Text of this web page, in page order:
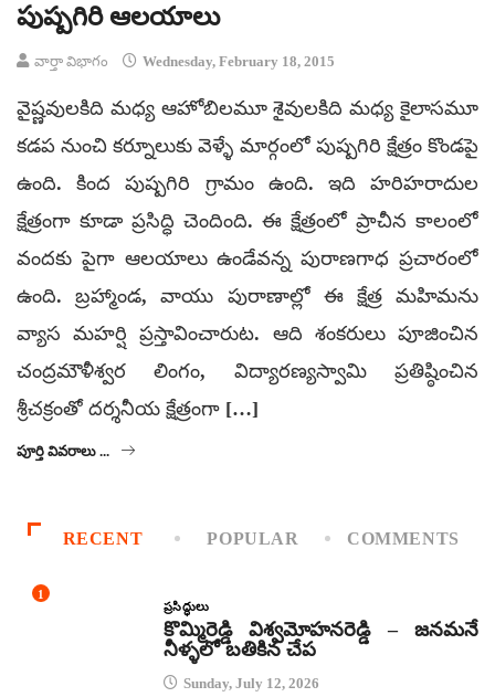
పుష్పగిరి ఆలయాలు
వార్తా విభాగం Wednesday, February 18, 2015
వైష్ణవులకిది మధ్య ఆహోబిలమూ శైవులకిది మధ్య కైలాసమూ
కడప నుంచి కర్నూలుకు వెళ్ళే మార్గంలో పుష్పగిరి క్షేత్రం కొండపై
ఉంది. కింద పుష్పగిరి గ్రామం ఉంది. ఇది హరిహరాదుల
క్షేత్రంగా కూడా ప్రసిద్ధి చెందింది. ఈ క్షేత్రంలో ప్రాచీన కాలంలో
వందకు పైగా ఆలయాలు ఉండేవన్న పురాణగాధ ప్రచారంలో
ఉంది. బ్రహ్మాండ, వాయు పురాణాల్లో ఈ క్షేత్ర మహిమను
వ్యాస మహర్షి ప్రస్తావించారుట. ఆది శంకరులు పూజించిన
చంద్రమౌళీశ్వర లింగం, విద్యారణ్యస్వామి ప్రతిష్ఠించిన
శ్రీచక్రంతో దర్శనీయ క్షేత్రంగా […]
పూర్తి వివరాలు ...
RECENT POPULAR COMMENTS
1
ప్రసిద్ధులు
కొమ్మిరెడ్డి విశ్వమోహనరెడ్డి – జనమనే
నీళ్ళలో బతికిన చేప
Sunday, July 12, 2026